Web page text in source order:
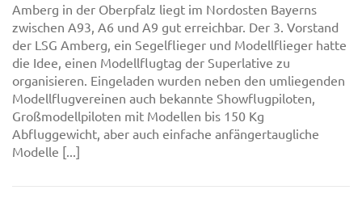
Amberg in der Oberpfalz liegt im Nordosten Bayerns
zwischen A93, A6 und A9 gut erreichbar. Der 3. Vorstand
der LSG Amberg, ein Segelflieger und Modellflieger hatte
die Idee, einen Modellflugtag der Superlative zu
organisieren. Eingeladen wurden neben den umliegenden
Modellflugvereinen auch bekannte Showflugpiloten,
Großmodellpiloten mit Modellen bis 150 Kg
Abfluggewicht, aber auch einfache anfängertaugliche
Modelle [...]